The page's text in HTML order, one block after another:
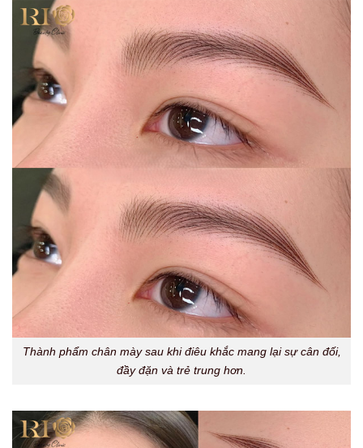
Thành phẩm chân mày sau khi điêu khắc mang lại sự cân đối,
đầy đặn và trẻ trung hơn.